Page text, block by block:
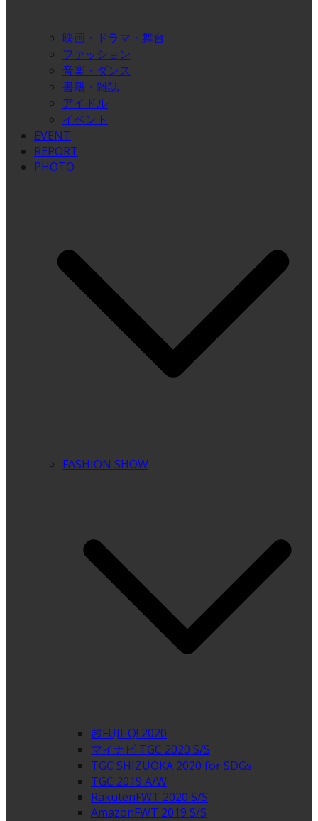
映画・ドラマ・舞台
ファッション
音楽・ダンス
書籍・雑誌
アイドル
イベント
EVENT
REPORT
PHOTO
FASHION SHOW
超FUJI-Q! 2020
マイナビ TGC 2020 S/S
TGC SHIZUOKA 2020 for SDGs
TGC 2019 A/W
RakutenFWT 2020 S/S
AmazonFWT 2019 S/S